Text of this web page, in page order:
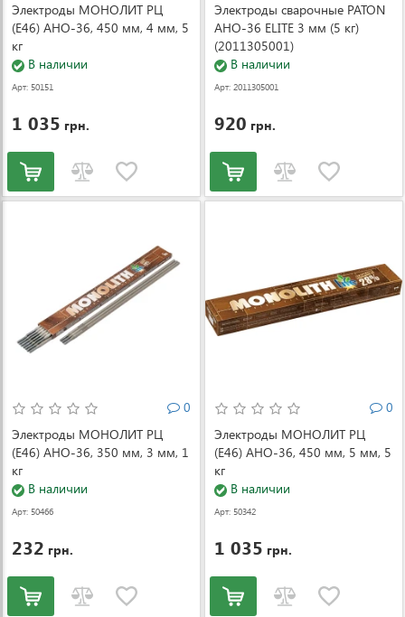
Электроды МОНОЛИТ РЦ
(Е46) АНО-36, 450 мм, 4 мм, 5
кг
В наличии
Арт: 50151
1 035 грн.
Электроды сварочные PATON
АНО-36 ELITE 3 мм (5 кг)
(2011305001)
В наличии
Арт: 2011305001
920 грн.
0
Электроды МОНОЛИТ РЦ
(Е46) АНО-36, 350 мм, 3 мм, 1
кг
В наличии
Арт: 50466
232 грн.
0
Электроды МОНОЛИТ РЦ
(Е46) АНО-36, 450 мм, 5 мм, 5
кг
В наличии
Арт: 50342
1 035 грн.